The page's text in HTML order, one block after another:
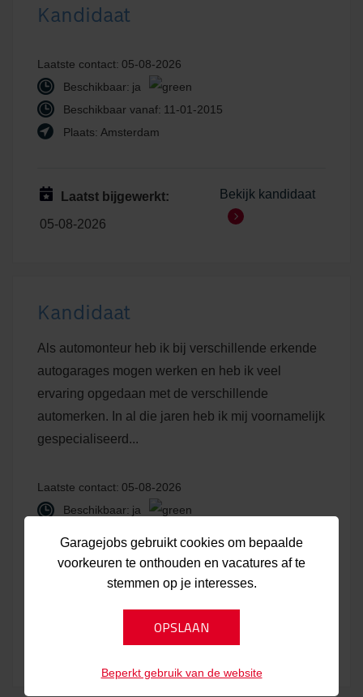
Kandidaat
Laatste contact: 05-08-2026
Beschikbaar: ja
Beschikbaar vanaf: 11-01-2015
Plaats: Amsterdam
Laatst bijgewerkt:
05-08-2026
Bekijk kandidaat
Kandidaat
Als automonteur heb ik bij verschillende erkende
autogarages mogen werken en heb ik veel
ervaring opgedaan met de verschillende
automerken. In al die jaren heb ik mij voornamelijk
gespecialiseerd...
Laatste contact: 05-08-2026
Beschikbaar: ja
Plaats:
Deventer
Garagejobs gebruikt cookies om bepaalde
voorkeuren te onthouden en vacatures af te
stemmen op je interesses.
Beperkt gebruik van de website